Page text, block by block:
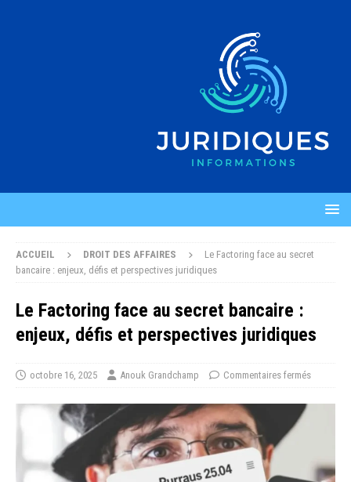
ACCUEIL DROIT DES AFFAIRES
Le Factoring face au secret
bancaire : enjeux, défis et perspectives juridiques
Le Factoring face au secret bancaire :
enjeux, défis et perspectives juridiques
octobre 16, 2025 Anouk Grandchamp Commentaires fermés